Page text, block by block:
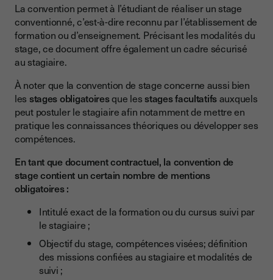
La convention permet à l’étudiant de réaliser un stage
conventionné, c’est-à-dire reconnu par l’établissement de
formation ou d’enseignement. Précisant les modalités du
stage, ce document offre également un cadre sécurisé
au stagiaire.
À noter que la convention de stage concerne aussi bien
les stages obligatoiresque lesstages facultatifsauxquels
peut postuler le stagiaire afin notamment de mettre en
pratique les connaissances théoriques ou développer ses
compétences.
En tant que document contractuel, la convention de
stage contient un certain nombre de mentions
obligatoires :
Intitulé exact de la formation ou du cursus suivi par
le stagiaire ;
Objectif du stage, compétences visées; définition
des missions confiées au stagiaire et modalités de
suivi ;